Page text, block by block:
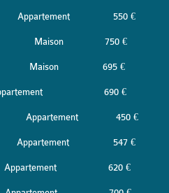
Appartement 550 €
Maison 750 €
Maison 695 €
690 €
Appartement 450 €
Appartement 547 €
Appartement 620 €